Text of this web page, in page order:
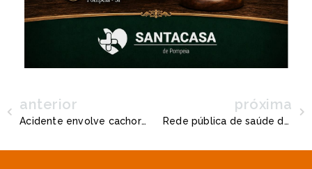
anterior
Acidente envolve cachorro e duas motos na SP-294 em Herculândia
próxima
Rede pública de saúde de Quintana fortalece acesso às informações e métodos contraceptivos